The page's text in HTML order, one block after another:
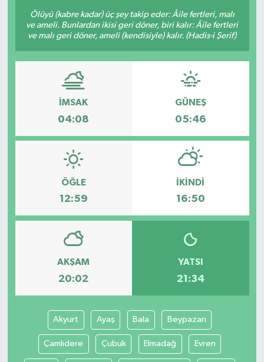
Ölüyü (kabre kadar) üç şey takip eder: Âile fertleri, malı
ve ameli. Bunlardan ikisi geri döner, biri kalır: Âile fertleri
ve malı geri döner, ameli (kendisiyle) kalır. (Hadis-i Şerif)
İMSAK
04:08
GÜNEŞ
05:46
ÖĞLE
12:59
İKINDI
16:50
AKŞAM
20:02
YATSI
21:34
Akyurt Ayaş Bala Beypazarı
Çamlıdere Çubuk Elmadağ Evren